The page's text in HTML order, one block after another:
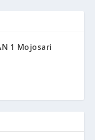
1 Mojosari